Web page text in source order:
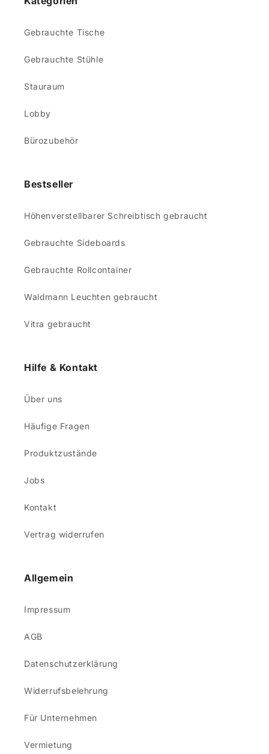
Gebrauchte Tische
Gebrauchte Stühle
Stauraum
Lobby
Bürozubehör
Bestseller
Höhenverstellbarer Schreibtisch gebraucht
Gebrauchte Sideboards
Gebrauchte Rollcontainer
Waldmann Leuchten gebraucht
Vitra gebraucht
Hilfe & Kontakt
Über uns
Häufige Fragen
Produktzustände
Jobs
Kontakt
Vertrag widerrufen
Allgemein
Impressum
AGB
Datenschutzerklärung
Widerrufsbelehrung
Für Unternehmen
Vermietung